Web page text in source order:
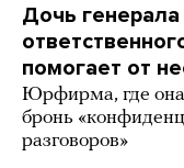
Дочь генерала
помогает от
Юрфирма, где она
бронь
разговоров»